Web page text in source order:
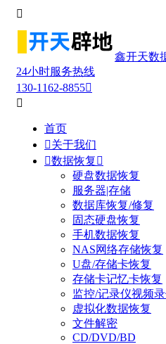

鑫开天数
24小时服务热线
130-1162-8855

首页
关于我们
数据恢复 
硬盘数据恢复
服务器|存储
数据库恢复/修复
固态硬盘恢复
手机数据恢复
NAS网络存储恢复
U盘/存储卡恢复
存储卡记忆卡恢复
监控/记录仪视频
虚拟化数据恢复
文件解密
CD/DVD/BD